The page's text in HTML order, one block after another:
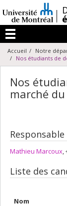
au
contenu
/
Menu
Accueil
Notre
Nos étudiants de
Nos
marché
Responsable
Mathieu Marcoux,
Liste des
Nom